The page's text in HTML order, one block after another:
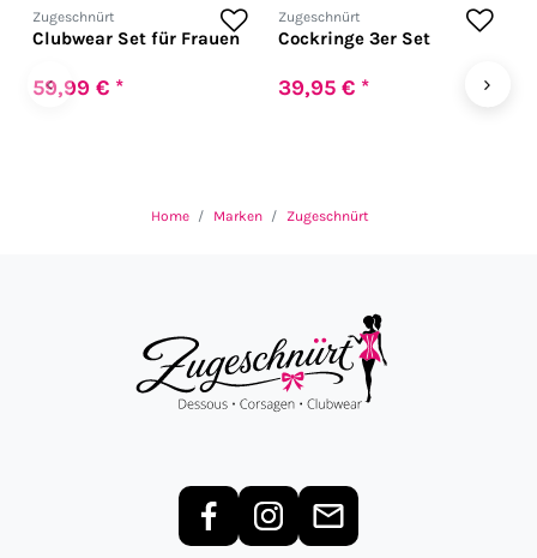
‹
Zugeschnürt
Clubwear Set für Frauen
59,99 € *
Zugeschnürt
Cockringe 3er Set
39,95 € * ›
Home Marken Zugeschnürt